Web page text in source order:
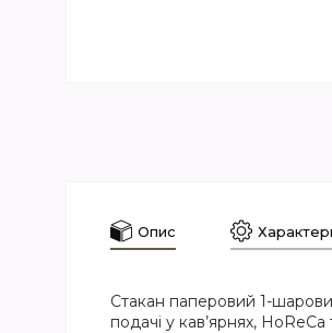
Опис
Стакан паперовий 1-
подачі у кав’ярнях,